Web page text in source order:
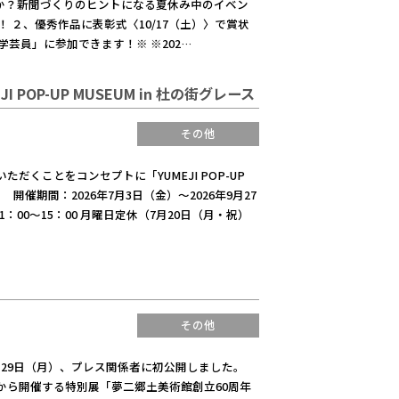
新聞づくりのヒントになる夏休み中のイベン
２、優秀作品に表彰式〈10/17（土）〉で賞状
芸員」に参加できます！※ ※202…
UP MUSEUM in 杜の街グレース
その他
だくことをコンセプトに「YUMEJI POP-UP
開催期間：2026年7月3日（金）～2026年9月27
00～15：00 月曜日定休（7月20日（月・祝）
その他
日（月）、プレス関係者に初公開しました。
開催する特別展「夢二郷土美術館創立60周年